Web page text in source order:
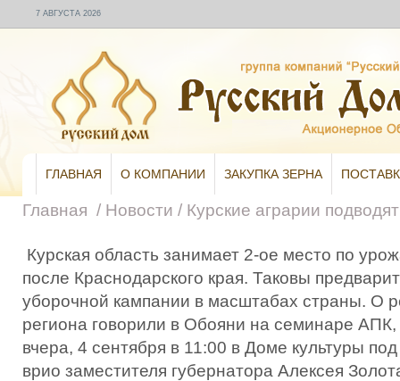
7 АВГУСТА 2026
ГЛАВНАЯ О КОМПАНИИ ЗАКУПКА ЗЕРНА
Главная / Новости / Курские аграрии
Курская область занимает 2-ое место по
после Краснодарского края. Таковы
уборочной кампании в масштабах страны. О
региона говорили в Обояни на семинаре
вчера, 4 сентября в 11:00 в Доме культуры
врио заместителя губернатора Алексея